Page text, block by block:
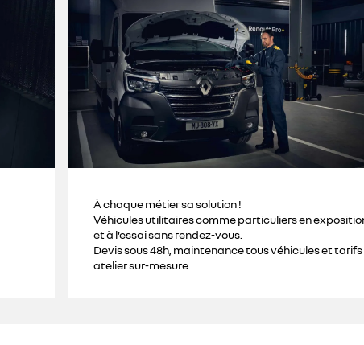
À chaque métier sa solution !
Véhicules utilitaires comme particuliers en
et à l’essai sans rendez-vous.
Devis sous 48h, maintenance tous véhicules et tarifs
atelier sur-mesure